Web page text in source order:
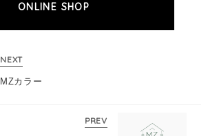
ONLINE SHOP
NEXT
MZカラー
PREV